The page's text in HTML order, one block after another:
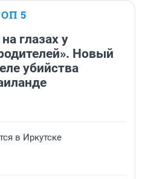
5
глазах у
Новый
убийства
в Иркутске